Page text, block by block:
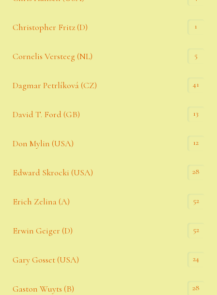
Christopher Fritz (D) 1
Cornelis Versteeg (NL) 5
Dagmar Petrlíková (CZ) 41
David T. Ford (GB) 13
Don Mylin (USA) 12
Edward Skrocki (USA) 28
Erich Zelina (A) 52
Erwin Geiger (D) 52
Gary Gosset (USA) 24
Gaston Wuyts (B) 28